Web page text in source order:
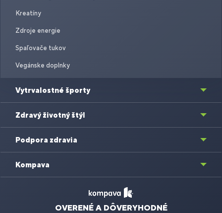
Kreatíny
Zdroje energie
Spaľovače tukov
Vegánske doplnky
Vytrvalostné športy
Zdravý životný štýl
Podpora zdravia
Kompava
OVERENÉ A DÔVERYHODNÉ